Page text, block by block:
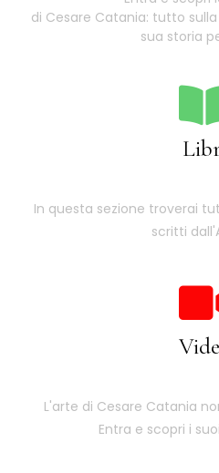
di Cesare Catania: tutto
sua storia
In questa sezione troverai
scritti
L'arte di Cesare Catania
Entra e scopri i